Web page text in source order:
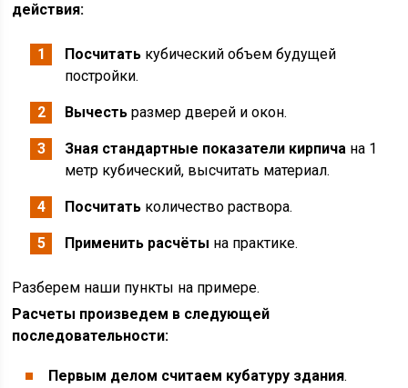
действия:
Посчитать кубический объем будущей
постройки.
Вычесть размер дверей и окон.
Зная стандартные показатели кирпича на 1
метр кубический, высчитать материал.
Посчитать количество раствора.
Применить расчёты на практике.
Разберем наши пункты на примере.
Расчеты произведем в следующей
последовательности:
Первым делом считаем кубатуру здания.